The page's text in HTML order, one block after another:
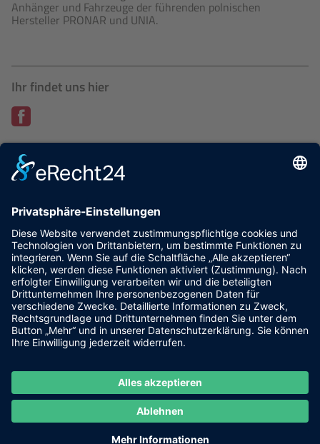
Anhänger und Fahrzeuge der führenden polnischen
Hersteller PRONAR und UNIA.
Ihr findet uns hier
NINO-Allee 11
48529 Nordhorn
wirtschaft-grafschaft.de
Wirtschaftsverband Emsland e.V.
Herzog-Arenberg-Straße 7
49716 Meppen
www.wv-emsland.de
49809 Lingen
Kontakt